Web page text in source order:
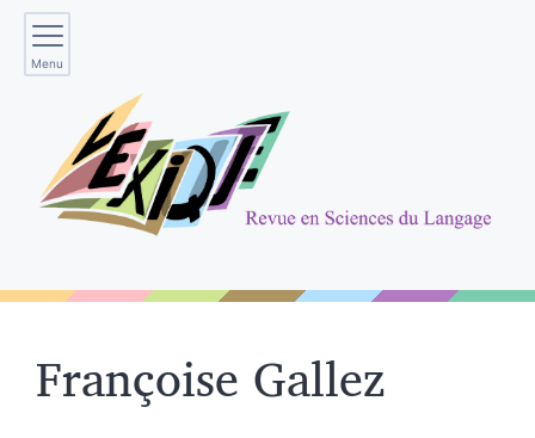
Menu
Françoise Gallez